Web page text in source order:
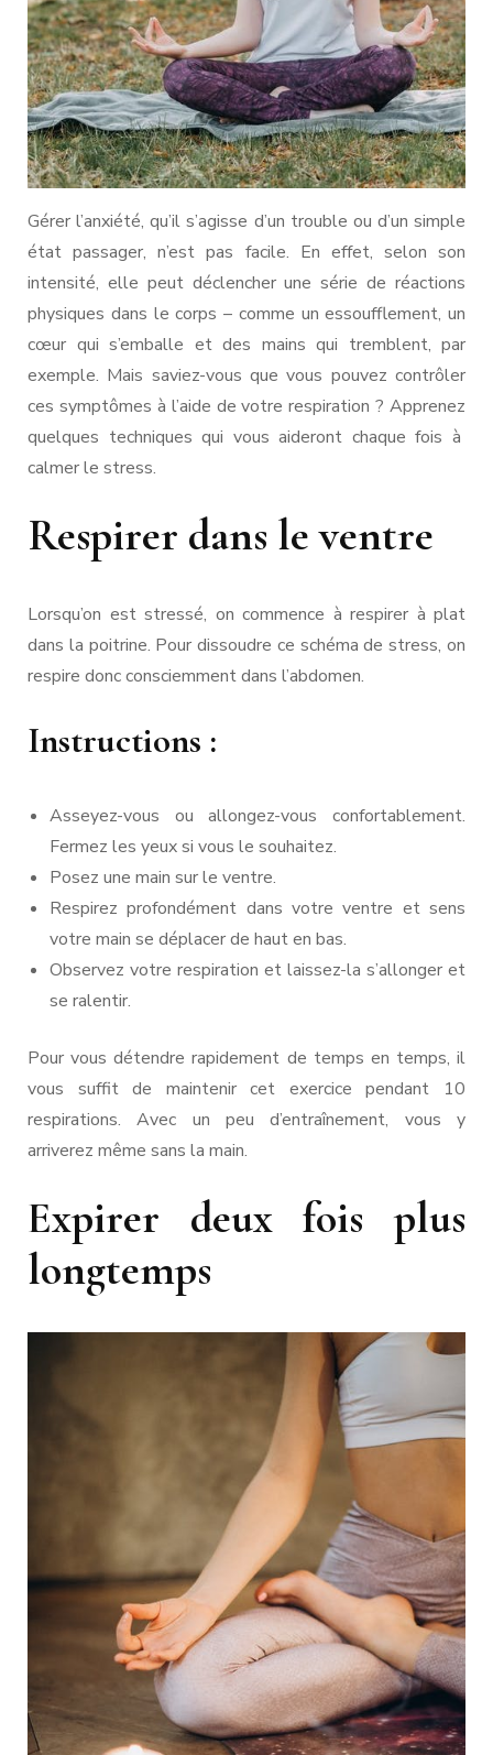
Gérer l’anxiété, qu’il s’agisse d’un trouble ou d’un simple
état passager, n’est pas facile. En effet, selon son
intensité, elle peut déclencher une série de réactions
physiques dans le corps – comme un essoufflement, un
cœur qui s’emballe et des mains qui tremblent, par
exemple. Mais saviez-vous que vous pouvez contrôler
ces symptômes à l’aide de votre respiration ? Apprenez
quelques techniques qui vous aideront chaque fois à
calmer le stress.
Respirer dans le ventre
Lorsqu’on est stressé, on commence à respirer à plat
dans la poitrine. Pour dissoudre ce schéma de stress, on
respire donc consciemment dans l’abdomen.
Instructions :
Asseyez-vous ou allongez-vous confortablement.
Fermez les yeux si vous le souhaitez.
Posez une main sur le ventre.
Respirez profondément dans votre ventre et sens
votre main se déplacer de haut en bas.
Observez votre respiration et laissez-la s’allonger et
se ralentir.
Pour vous détendre rapidement de temps en temps, il
vous suffit de maintenir cet exercice pendant 10
respirations. Avec un peu d’entraînement, vous y
arriverez même sans la main.
Expirer deux fois plus
longtemps